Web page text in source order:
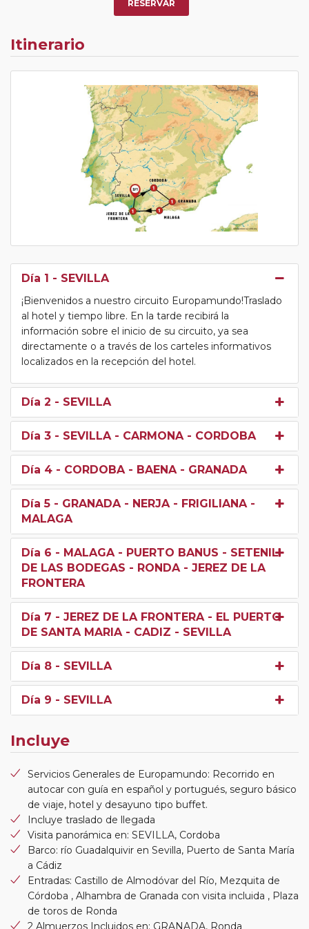
RESERVAR
Itinerario
Día 1 - SEVILLA
¡Bienvenidos a nuestro circuito Europamundo!Traslado
al hotel y tiempo libre. En la tarde recibirá la
información sobre el inicio de su circuito, ya sea
directamente o a través de los carteles informativos
localizados en la recepción del hotel.
Día 2 - SEVILLA
Día 3 - SEVILLA - CARMONA - CORDOBA
Día 4 - CORDOBA - BAENA - GRANADA
Día 5 - GRANADA - NERJA - FRIGILIANA -
MALAGA
Día 6 - MALAGA - PUERTO BANUS - SETENIL
DE LAS BODEGAS - RONDA - JEREZ DE LA
FRONTERA
Día 7 - JEREZ DE LA FRONTERA - EL PUERTO
DE SANTA MARIA - CADIZ - SEVILLA
Día 8 - SEVILLA
Día 9 - SEVILLA
Incluye
Servicios Generales de Europamundo: Recorrido en
autocar con guía en español y portugués, seguro básico
de viaje, hotel y desayuno tipo buffet.
Incluye traslado de llegada
Visita panorámica en: SEVILLA, Cordoba
Barco: río Guadalquivir en Sevilla, Puerto de Santa María
a Cádiz
Entradas: Castillo de Almodóvar del Río, Mezquita de
Córdoba , Alhambra de Granada con visita incluida , Plaza
de toros de Ronda
2 Almuerzos Incluidos en: GRANADA, Ronda